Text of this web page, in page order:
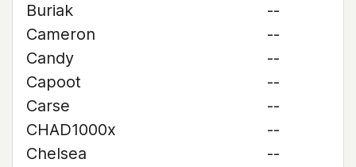
Buriak
--
Cameron
--
Candy
--
Capoot
--
Carse
--
CHAD1000x
--
Chelsea
--